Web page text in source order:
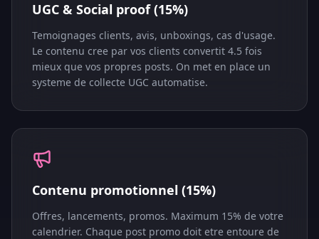
UGC & Social proof (15%)
Temoignages clients, avis, unboxings, cas d'usage.
Le contenu cree par vos clients convertit 4.5 fois
mieux que vos propres posts. On met en place un
systeme de collecte UGC automatise.
Contenu promotionnel (15%)
Offres, lancements, promos. Maximum 15% de votre
calendrier. Chaque post promo doit etre entoure de